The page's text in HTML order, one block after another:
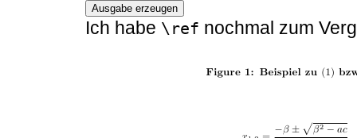
Ausgabe erzeugen
Ich habe \ref nochmal zum